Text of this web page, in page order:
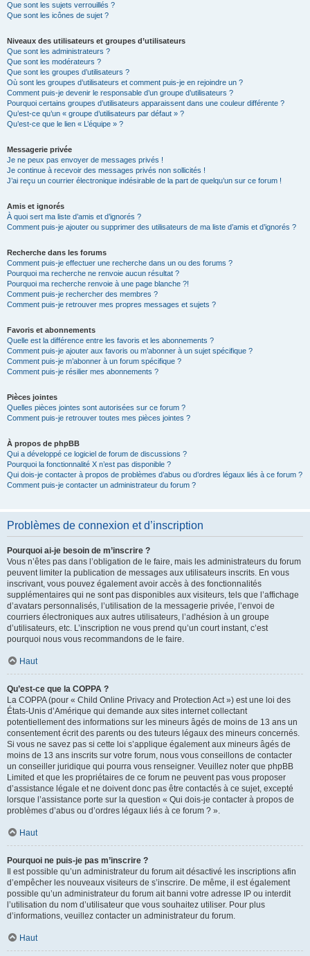
Que sont les sujets verrouillés ?
Que sont les icônes de sujet ?
Niveaux des utilisateurs et groupes d’utilisateurs
Que sont les administrateurs ?
Que sont les modérateurs ?
Que sont les groupes d’utilisateurs ?
Où sont les groupes d’utilisateurs et comment puis-je en rejoindre un ?
Comment puis-je devenir le responsable d’un groupe d’utilisateurs ?
Pourquoi certains groupes d’utilisateurs apparaissent dans une couleur différente ?
Qu’est-ce qu’un « groupe d’utilisateurs par défaut » ?
Qu’est-ce que le lien « L’équipe » ?
Messagerie privée
Je ne peux pas envoyer de messages privés !
Je continue à recevoir des messages privés non sollicités !
J’ai reçu un courrier électronique indésirable de la part de quelqu’un sur ce forum !
Amis et ignorés
À quoi sert ma liste d’amis et d’ignorés ?
Comment puis-je ajouter ou supprimer des utilisateurs de ma liste d’amis et d’ignorés ?
Recherche dans les forums
Comment puis-je effectuer une recherche dans un ou des forums ?
Pourquoi ma recherche ne renvoie aucun résultat ?
Pourquoi ma recherche renvoie à une page blanche ?!
Comment puis-je rechercher des membres ?
Comment puis-je retrouver mes propres messages et sujets ?
Favoris et abonnements
Quelle est la différence entre les favoris et les abonnements ?
Comment puis-je ajouter aux favoris ou m’abonner à un sujet spécifique ?
Comment puis-je m’abonner à un forum spécifique ?
Comment puis-je résilier mes abonnements ?
Pièces jointes
Quelles pièces jointes sont autorisées sur ce forum ?
Comment puis-je retrouver toutes mes pièces jointes ?
À propos de phpBB
Qui a développé ce logiciel de forum de discussions ?
Pourquoi la fonctionnalité X n’est pas disponible ?
Qui dois-je contacter à propos de problèmes d’abus ou d’ordres légaux liés à ce forum ?
Comment puis-je contacter un administrateur du forum ?
Problèmes de connexion et d’inscription
Pourquoi ai-je besoin de m’inscrire ?
Vous n’êtes pas dans l’obligation de le faire, mais les administrateurs du forum
peuvent limiter la publication de messages aux utilisateurs inscrits. En vous
inscrivant, vous pouvez également avoir accès à des fonctionnalités
supplémentaires qui ne sont pas disponibles aux visiteurs, tels que l’affichage
d’avatars personnalisés, l’utilisation de la messagerie privée, l’envoi de
courriers électroniques aux autres utilisateurs, l’adhésion à un groupe
d’utilisateurs, etc. L’inscription ne vous prend qu’un court instant, c’est
pourquoi nous vous recommandons de le faire.
Haut
Qu’est-ce que la COPPA ?
La COPPA (pour « Child Online Privacy and Protection Act ») est une loi des
États-Unis d’Amérique qui demande aux sites internet collectant
potentiellement des informations sur les mineurs âgés de moins de 13 ans un
consentement écrit des parents ou des tuteurs légaux des mineurs concernés.
Si vous ne savez pas si cette loi s’applique également aux mineurs âgés de
moins de 13 ans inscrits sur votre forum, nous vous conseillons de contacter
un conseiller juridique qui pourra vous renseigner. Veuillez noter que phpBB
Limited et que les propriétaires de ce forum ne peuvent pas vous proposer
d’assistance légale et ne doivent donc pas être contactés à ce sujet, excepté
lorsque l’assistance porte sur la question « Qui dois-je contacter à propos de
problèmes d’abus ou d’ordres légaux liés à ce forum ? ».
Haut
Pourquoi ne puis-je pas m’inscrire ?
Il est possible qu’un administrateur du forum ait désactivé les inscriptions afin
d’empêcher les nouveaux visiteurs de s’inscrire. De même, il est également
possible qu’un administrateur du forum ait banni votre adresse IP ou interdit
l’utilisation du nom d’utilisateur que vous souhaitez utiliser. Pour plus
d’informations, veuillez contacter un administrateur du forum.
Haut